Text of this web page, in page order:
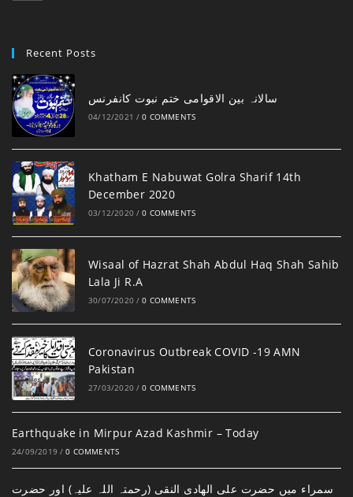
Recent Posts
‎سالانہ بین الاقوامی ختم نبوت کانفرنس
04/12/2021 / 0 COMMENTS
Khatham E Nabuwat Golra Sharif 14th
December 2020
03/12/2020 / 0 COMMENTS
Wisaal of Hazrat Shah Abdul Haq Shah Sahib
Lala Ji R.A
30/07/2020 / 0 COMMENTS
Coronavirus Outbreak COVID -19 AMN
Pakistan
27/03/2020 / 0 COMMENTS
Earthquake in Mirpur Azad Kashmir – Today
24/09/2019 / 0 COMMENTS
سمراء میں حضرت علی الھادی النقی (رحمتہ اللہ علیہ) اور حضرت